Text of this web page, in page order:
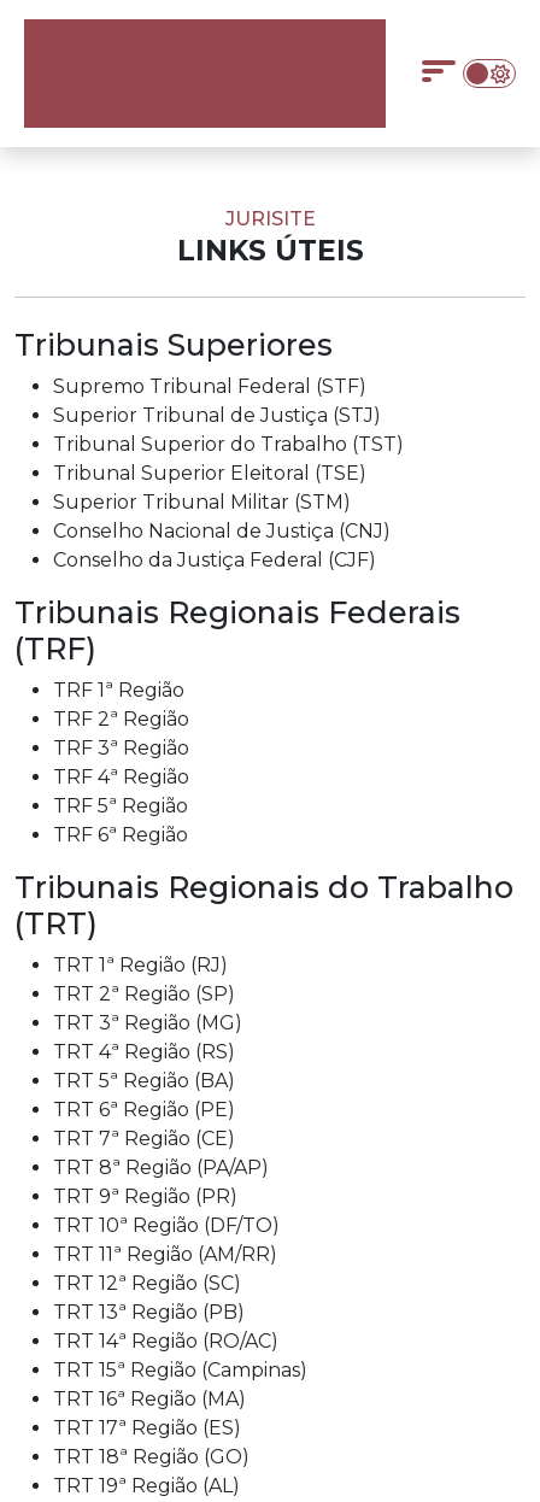
JURISITE
LINKS ÚTEIS
Tribunais Superiores
Supremo Tribunal Federal (STF)
Superior Tribunal de Justiça (STJ)
Tribunal Superior do Trabalho (TST)
Tribunal Superior Eleitoral (TSE)
Superior Tribunal Militar (STM)
Conselho Nacional de Justiça (CNJ)
Conselho da Justiça Federal (CJF)
Tribunais Regionais Federais
(TRF)
TRF 1ª Região
TRF 2ª Região
TRF 3ª Região
TRF 4ª Região
TRF 5ª Região
TRF 6ª Região
Tribunais Regionais do Trabalho
(TRT)
TRT 1ª Região (RJ)
TRT 2ª Região (SP)
TRT 3ª Região (MG)
TRT 4ª Região (RS)
TRT 5ª Região (BA)
TRT 6ª Região (PE)
TRT 7ª Região (CE)
TRT 8ª Região (PA/AP)
TRT 9ª Região (PR)
TRT 10ª Região (DF/TO)
TRT 11ª Região (AM/RR)
TRT 12ª Região (SC)
TRT 13ª Região (PB)
TRT 14ª Região (RO/AC)
TRT 15ª Região (Campinas)
TRT 16ª Região (MA)
TRT 17ª Região (ES)
TRT 18ª Região (GO)
TRT 19ª Região (AL)